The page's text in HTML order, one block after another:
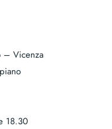
– Vicenza
18.30